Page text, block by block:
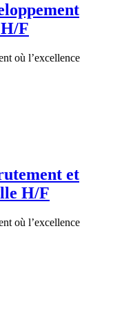
F
où l’excellence
et
H/F
où l’excellence